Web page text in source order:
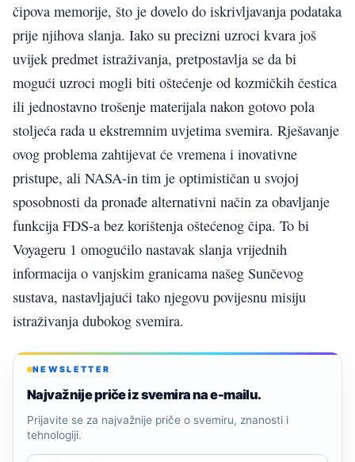
čipova memorije, što je dovelo do iskrivljavanja podataka
prije njihova slanja. Iako su precizni uzroci kvara još
uvijek predmet istraživanja, pretpostavlja se da bi
mogući uzroci mogli biti oštećenje od kozmičkih čestica
ili jednostavno trošenje materijala nakon gotovo pola
stoljeća rada u ekstremnim uvjetima svemira. Rješavanje
ovog problema zahtijevat će vremena i inovativne
pristupe, ali NASA-in tim je optimističan u svojoj
sposobnosti da pronađe alternativni način za obavljanje
funkcija FDS-a bez korištenja oštećenog čipa. To bi
Voyageru 1 omogućilo nastavak slanja vrijednih
informacija o vanjskim granicama našeg Sunčevog
sustava, nastavljajući tako njegovu povijesnu misiju
istraživanja dubokog svemira.
NEWSLETTER
Najvažnije priče iz svemira na e-mailu.
Prijavite se za najvažnije priče o svemiru, znanosti i
tehnologiji.